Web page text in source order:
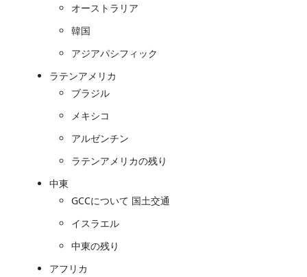
オーストラリア
韓国
アジアパシフィック
ラテンアメリカ
ブラジル
メキシコ
アルゼンチン
ラテンアメリカの残り
中東
GCCについて 国土交通
イスラエル
中東の残り
アフリカ